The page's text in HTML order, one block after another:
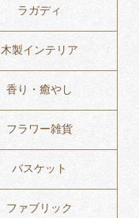
ラガディ
木製インテリア
香り・癒やし
フラワー雑貨
バスケット
ファブリック